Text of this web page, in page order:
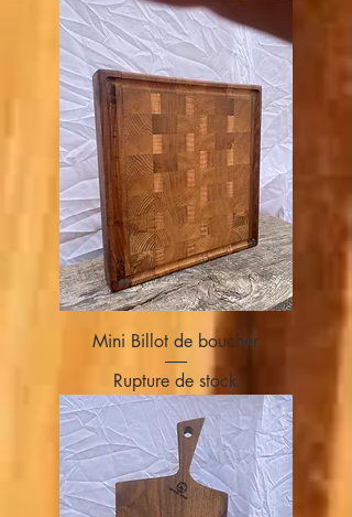
Mini Billot de boucher
Rupture de stock